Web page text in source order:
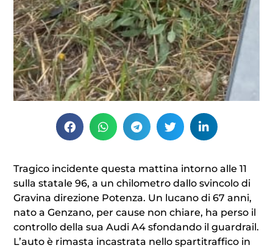
Tragico incidente questa mattina intorno alle 11
sulla statale 96, a un chilometro dallo svincolo di
Gravina direzione Potenza. Un lucano di 67 anni,
nato a Genzano, per cause non chiare, ha perso il
controllo della sua Audi A4 sfondando il guardrail.
L’auto è rimasta incastrata nello spartitraffico in